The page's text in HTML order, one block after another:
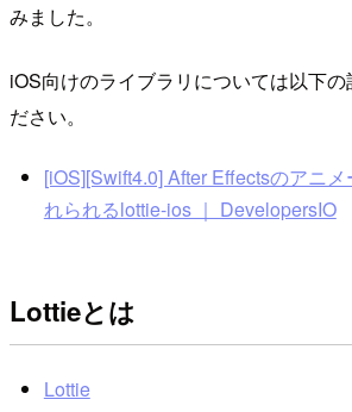
みました。
iOS向けのライブラリについては以下の
ださい。
[iOS][Swift4.0] After Effectsのアニ
れられるlottie-ios ｜ DevelopersIO
Lottieとは
Lottie